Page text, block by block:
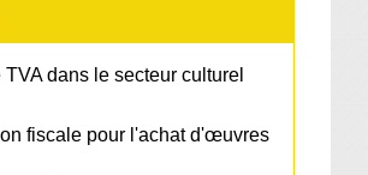
TVA dans le secteur culturel
fiscale pour l'achat d'œuvres